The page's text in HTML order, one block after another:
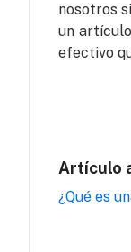
nosotros
un
efectivo
Artículo
¿Qué es